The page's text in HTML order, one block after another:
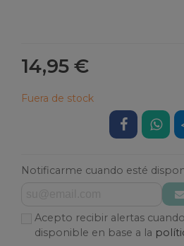
14,95 €
Fuera de stock
Notificarme cuando esté
Acepto recibir alertas
disponible en base a la